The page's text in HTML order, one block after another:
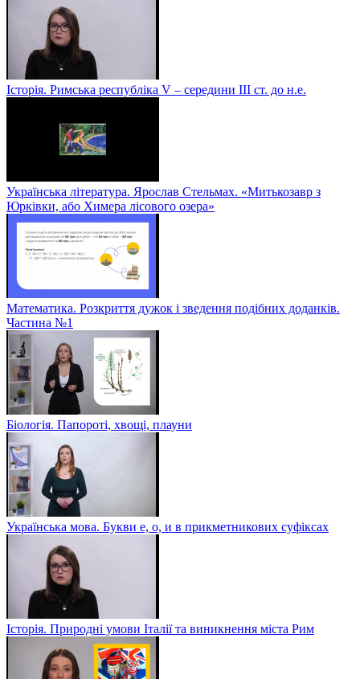
Історія. Римська республіка V – середини ІІІ ст. до н.е.
Українська література. Ярослав Стельмах. «Митькозавр з
Юрківки, або Химера лісового озера»
Математика. Розкриття дужок і зведення подібних доданків.
Частина №1
Біологія. Папороті, хвощі, плауни
Українська мова. Букви е, о, и в прикметникових суфіксах
Історія. Природні умови Італії та виникнення міста Рим